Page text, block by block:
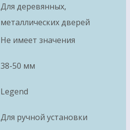
Для деревянных,
металлических дверей
Не имеет значения
38-50 мм
Legend
Для ручной установки